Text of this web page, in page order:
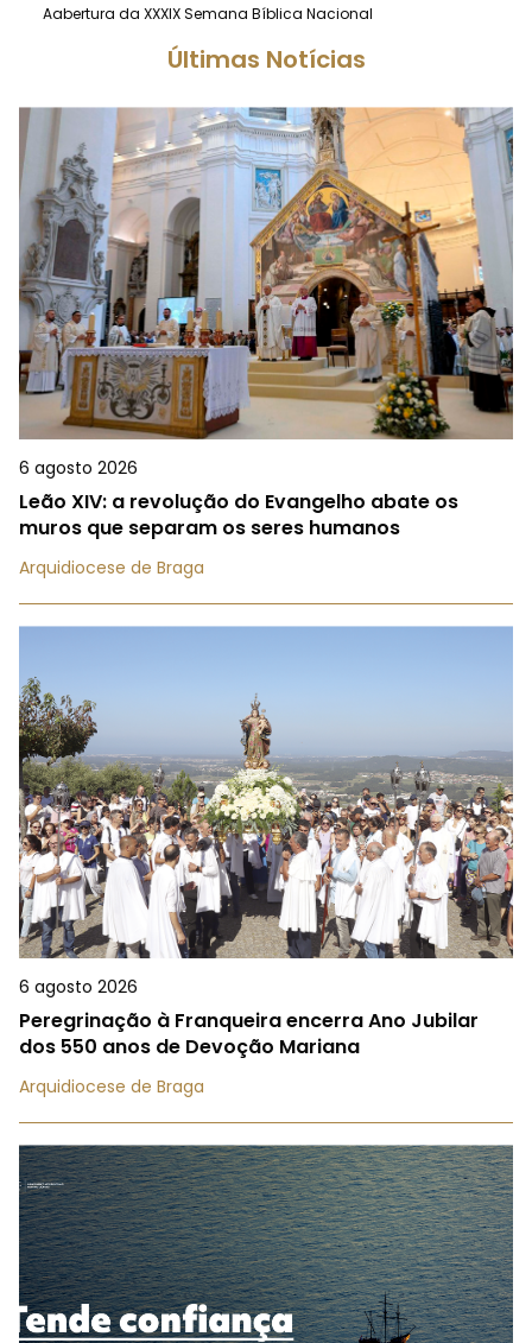
Aabertura da XXXIX Semana Bíblica Nacional
Últimas Notícias
6 agosto 2026
Leão XIV: a revolução do Evangelho abate os
muros que separam os seres humanos
Arquidiocese de Braga
6 agosto 2026
Peregrinação à Franqueira encerra Ano Jubilar
dos 550 anos de Devoção Mariana
Arquidiocese de Braga